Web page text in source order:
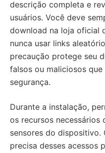
descrição completa e
usuários. Você deve
download na loja oficial
nunca usar links
precaução protege seu
falsos ou maliciosos
segurança.
Durante a instalação,
os recursos necessários
sensores do dispositivo.
precisa desses acessos